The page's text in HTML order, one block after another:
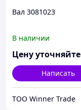
Вал 3081023
В наличии
Цену уточняйте
Написать
ТОО Winner Trade